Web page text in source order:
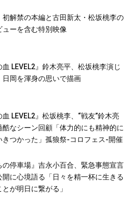
初解禁の本編と古田新太・松坂桃李の
ューを含む特別映像
血 LEVEL2』鈴木亮平、松坂桃李演じ
日岡を渾身の思いで描画
血 LEVEL2』松坂桃李、“戦友”鈴木亮
酷なシーン回顧「体力的にも精神的に
きつかった」孤狼祭-コロフェス-開催
の停車場』吉永小百合、緊急事態宣言
開に心境語る「日々を精一杯に生きる
とが明日に繋がる」